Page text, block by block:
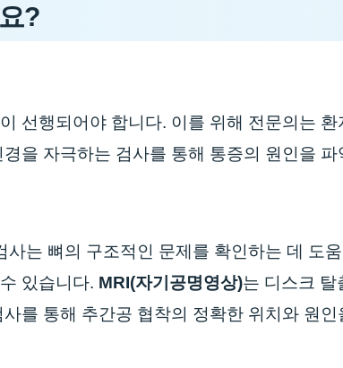
?
선행되어야 합니다. 이를 위해 전문의는
을 자극하는 검사를 통해 통증의 원인을 파
사는 뼈의 구조적인 문제를 확인하는 데 도
있습니다. MRI(자기공명영상)는 디스크 탈
를 통해 추간공 협착의 정확한 위치와 원